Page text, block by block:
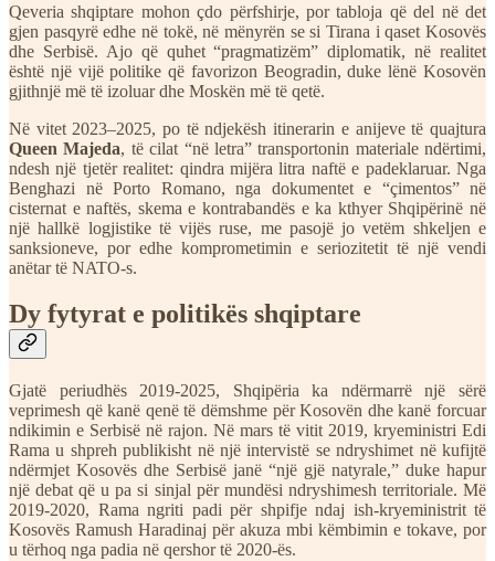
Qeveria shqiptare mohon çdo përfshirje, por tabloja që del në det
gjen pasqyrë edhe në tokë, në mënyrën se si Tirana i qaset Kosovës
dhe Serbisë. Ajo që quhet “pragmatizëm” diplomatik, në realitet
është një vijë politike që favorizon Beogradin, duke lënë Kosovën
gjithnjë më të izoluar dhe Moskën më të qetë.
Në vitet 2023–2025, po të ndjekësh itinerarin e anijeve të quajtura
Queen Majeda, të cilat “në letra” transportonin materiale ndërtimi,
ndesh një tjetër realitet: qindra mijëra litra naftë e padeklaruar. Nga
Benghazi në Porto Romano, nga dokumentet e “çimentos” në
cisternat e naftës, skema e kontrabandës e ka kthyer Shqipërinë në
një hallkë logjistike të vijës ruse, me pasojë jo vetëm shkeljen e
sanksioneve, por edhe komprometimin e seriozitetit të një vendi
anëtar të NATO-s.
Dy fytyrat e politikës shqiptare
Gjatë periudhës 2019-2025, Shqipëria ka ndërmarrë një sërë
veprimesh që kanë qenë të dëmshme për Kosovën dhe kanë forcuar
ndikimin e Serbisë në rajon. Në mars të vitit 2019, kryeministri Edi
Rama u shpreh publikisht në një intervistë se ndryshimet në kufijtë
ndërmjet Kosovës dhe Serbisë janë “një gjë natyrale,” duke hapur
një debat që u pa si sinjal për mundësi ndryshimesh territoriale. Më
2019-2020, Rama ngriti padi për shpifje ndaj ish-kryeministrit të
Kosovës Ramush Haradinaj për akuza mbi këmbimin e tokave, por
u tërhoq nga padia në qershor të 2020-ës.